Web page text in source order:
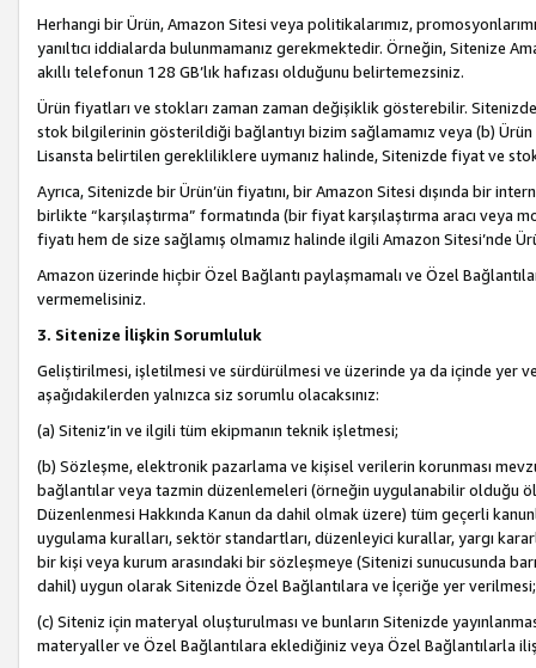
Herhangi bir Ürün, Amazon Sitesi veya politikalarımız,
yanıltıcı iddialarda bulunmamanız gerekmektedir. Örneğin, Sitenize
akıllı telefonun 128 GB’lık hafızası olduğunu belirtemezsiniz.
Ürün fiyatları ve stokları zaman zaman değişiklik gösterebilir.
stok bilgilerinin gösterildiği bağlantıyı bizim sağlamamız veya (b)
Lisansta belirtilen gerekliliklere uymanız halinde, Sitenizde fiyat ve
Ayrıca, Sitenizde bir Ürün’ün fiyatını, bir Amazon Sitesi dışında bir
birlikte “karşılaştırma” formatında (bir fiyat karşılaştırma aracı veya
fiyatı hem de size sağlamış olmamız halinde ilgili Amazon Sitesi’nde
Amazon üzerinde hiçbir Özel Bağlantı paylaşmamalı ve Özel
vermemelisiniz.
3. Sitenize İlişkin Sorumluluk
Geliştirilmesi, işletilmesi ve sürdürülmesi ve üzerinde ya da içinde yer
aşağıdakilerden yalnızca siz sorumlu olacaksınız:
(a) Siteniz’in ve ilgili tüm ekipmanın teknik işletmesi;
(b) Sözleşme, elektronik pazarlama ve kişisel verilerin korunması
bağlantılar veya tazmin düzenlemeleri (örneğin uygulanabilir olduğu
Düzenlenmesi Hakkında Kanun da dahil olmak üzere) tüm geçerli
uygulama kuralları, sektör standartları, düzenleyici kurallar, yargı
bir kişi veya kurum arasındaki bir sözleşmeye (Sitenizi sunucusunda
dahil) uygun olarak Sitenizde Özel Bağlantılara ve İçeriğe yer verilmesi;
(c) Siteniz için materyal oluşturulması ve bunların Sitenizde
materyaller ve Özel Bağlantılara eklediğiniz veya Özel Bağlantılarla